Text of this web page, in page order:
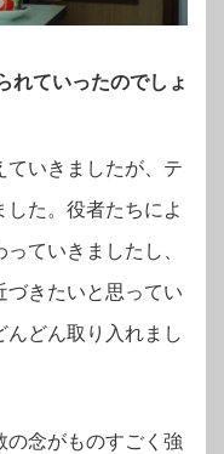
ていったのでしょ
ていきましたが、テ
た。役者たちによ
ていきましたし、
づきたいと思ってい
んどん取り入れまし
の念がものすごく強